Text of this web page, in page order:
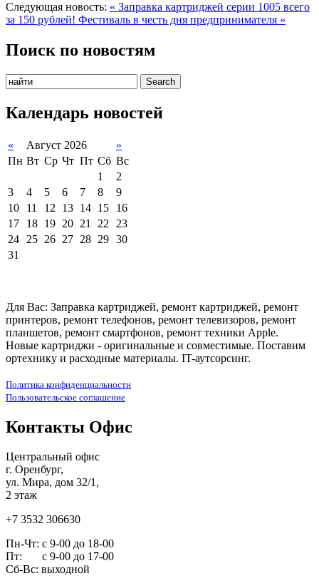
Следующая новость: « Заправка картриджей серии 1005 всего
за 150 рублей! Фестиваль в честь дня предпринимателя »
Поиск по новостям
Календарь новостей
« Август 2026
»
Пн Вт Ср Чт Пт Сб Вс
1
2
3
4 5 6 7 8
9
10
11 12 13 14 15
16
17
18 19 20 21 22
23
24
25 26 27 28 29 30
31
Для Вас: Заправка картриджей, ремонт картриджей, ремонт
принтеров, ремонт телефонов, ремонт телевизоров, ремонт
планшетов, ремонт смартфонов, ремонт техники Apple.
Новые картриджи - оригинальные и совместимые. Поставим
ортехнику и расходные материалы. IT-аутсорсинг.
Политика конфиденциальности
Пользовательское соглашение
Контакты Офис
Центральный офис
г. Оренбург,
ул. Мира, дом 32/1,
2 этаж
+7 3532 306630
Пн-Чт: с 9-00 до 18-00
Пт: с 9-00 до 17-00
Сб-Вс: выходной